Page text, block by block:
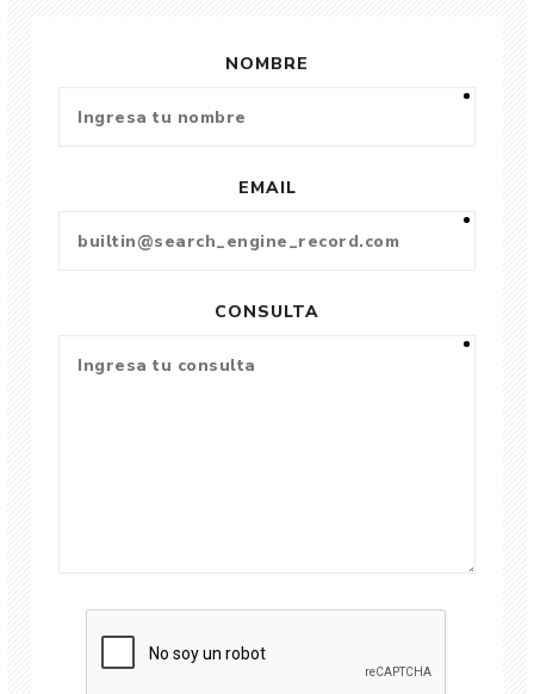
NOMBRE
EMAIL
CONSULTA